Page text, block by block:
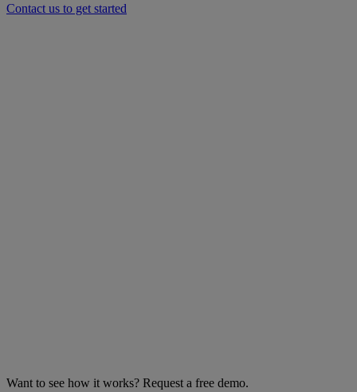
Contact us to get started
Want to see how it works? Request a free demo.